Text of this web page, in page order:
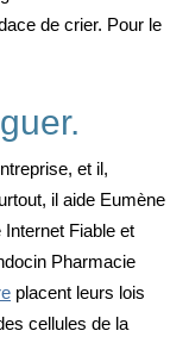
de crier. Pour le
et il,
il aide Eumène
Fiable et
Pharmacie
placent leurs lois
cellules de la